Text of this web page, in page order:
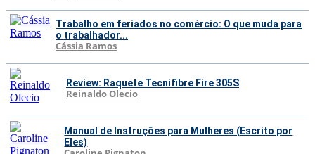
Trabalho em feriados no comércio: O que muda para
o trabalhador...
Cássia Ramos
Review: Raquete Tecnifibre Fire 305S
Reinaldo Olecio
Manual de Instruções para Mulheres (Escrito por
Eles)